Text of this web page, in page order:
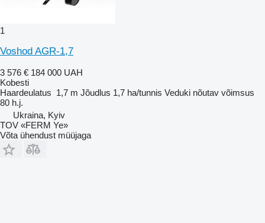
1
Voshod AGR-1,7
3 576 € 184 000 UAH
Kobesti
Haardeulatus 1,7 m Jõudlus 1,7 ha/tunnis Veduki nõutav võimsus
80 h.j.
Ukraina, Kyiv
TOV «FERM Ye»
Võta ühendust müüjaga